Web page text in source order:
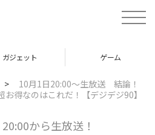
t
o
v
i
ガジェット ゲーム
>
10月1日20:00～生放送 結論！
得なのはこれだ！【デジデジ90】
から生放送！